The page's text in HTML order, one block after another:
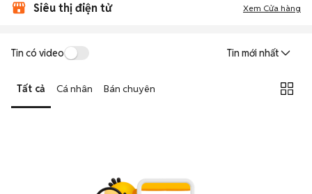
Siêu thị điện tử Xem Cửa hàng
Tin có video Tin mới nhất
Tất cả Cá nhân Bán chuyên